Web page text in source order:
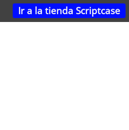
Ir a la tienda Scriptcase